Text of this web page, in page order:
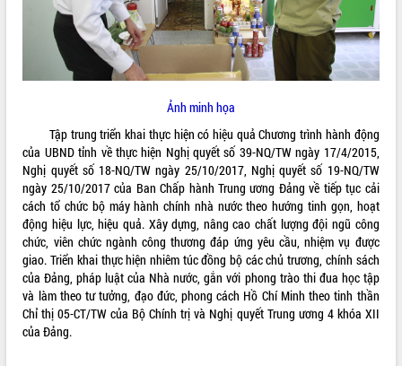
Ảnh minh họa
Tập trung triển khai thực hiện có hiệu quả Chương trình hành động
của UBND tỉnh về thực hiện Nghị quyết số 39-NQ/TW ngày 17/4/2015,
Nghị quyết số 18-NQ/TW ngày 25/10/2017, Nghị quyết số 19-NQ/TW
ngày 25/10/2017 của Ban Chấp hành Trung ương Đảng về tiếp tục cải
cách tổ chức bộ máy hành chính nhà nước theo hướng tinh gọn, hoạt
động hiệu lực, hiệu quả. Xây dựng, nâng cao chất lượng đội ngũ công
chức, viên chức ngành công thương đáp ứng yêu cầu, nhiệm vụ được
giao. Triển khai thực hiện nhiêm túc đồng bộ các chủ trương, chính sách
của Đảng, pháp luật của Nhà nước, gắn với phong trào thi đua học tập
và làm theo tư tưởng, đạo đức, phong cách Hồ Chí Minh theo tinh thần
Chỉ thị 05-CT/TW của Bộ Chính trị và Nghị quyết Trung ương 4 khóa XII
của Đảng.